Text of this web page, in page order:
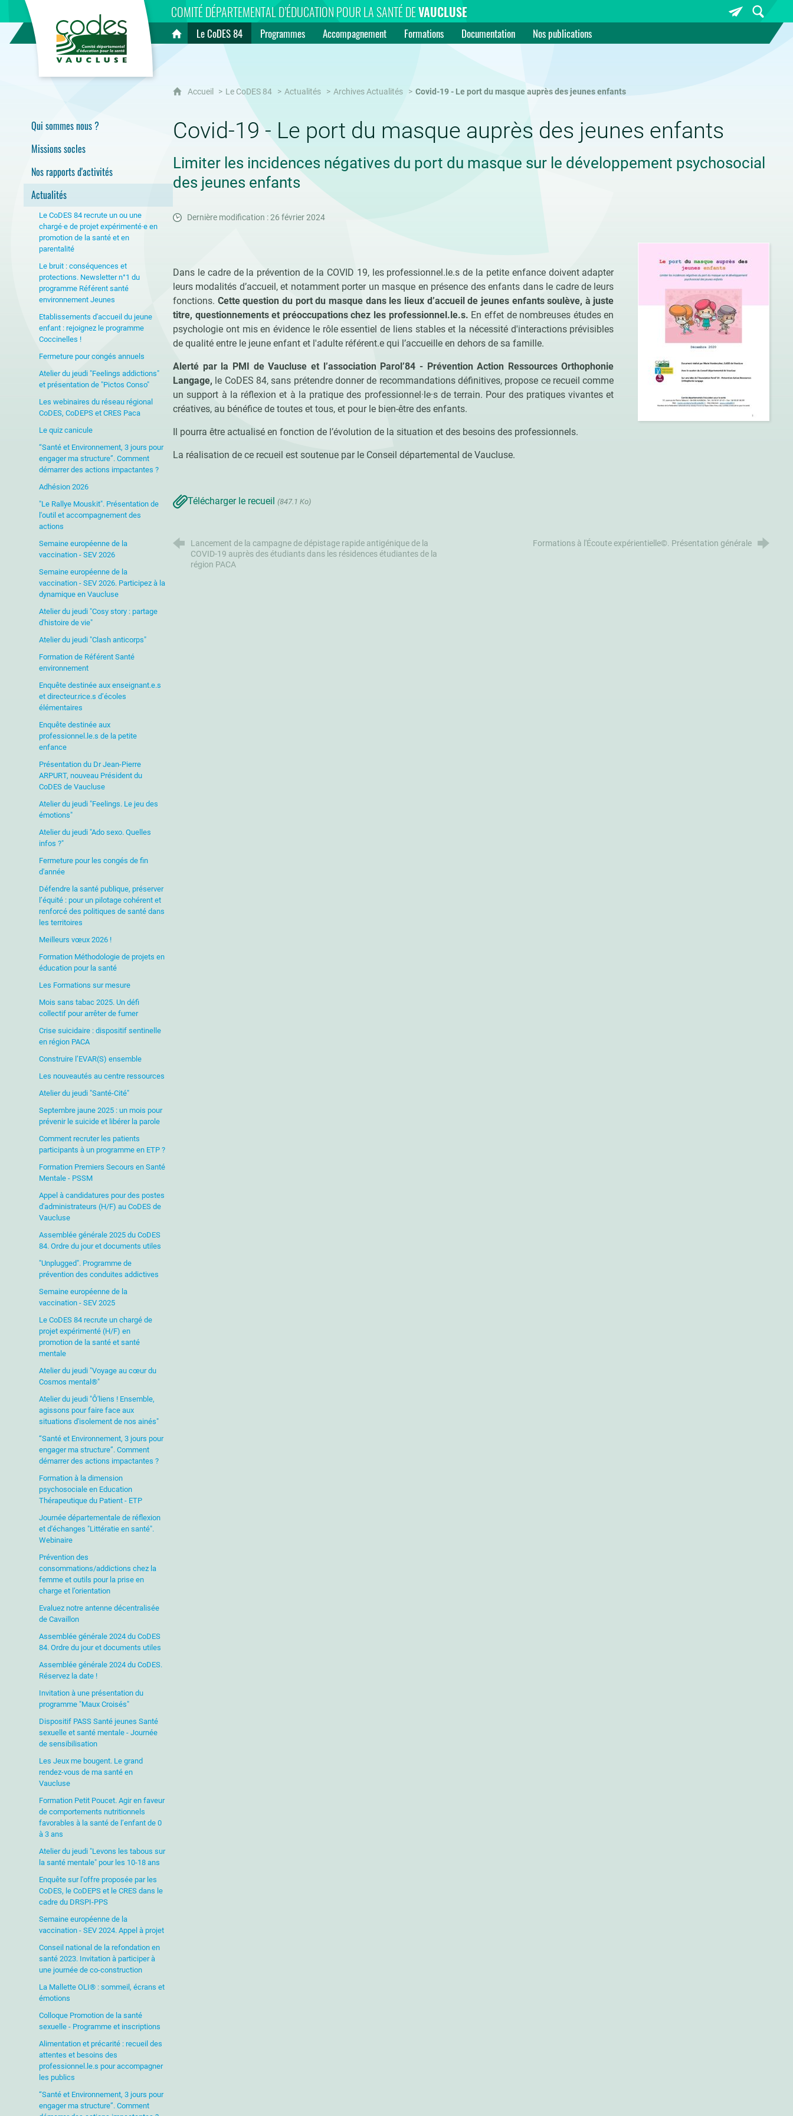
COMITÉ DÉPARTEMENTAL D’ÉDUCATION POUR LA SANTÉ DEVAUCLUSE
Accueil
Le CoDES 84 Programmes Accompagnement Formations Documentation Nos publications
Qui sommes nous ?
Missions socles
Nos rapports d'activités
Actualités
Le CoDES 84 recrute un ou une
chargé·e de projet expérimenté·e en
promotion de la santé et en
parentalité
Le bruit : conséquences et
protections. Newsletter n°1 du
programme Référent santé
environnement Jeunes
Etablissements d'accueil du jeune
enfant : rejoignez le programme
Coccinelles !
Fermeture pour congés annuels
Atelier du jeudi "Feelings addictions"
et présentation de "Pictos Conso"
Les webinaires du réseau régional
CoDES, CoDEPS et CRES Paca
Le quiz canicule
“Santé et Environnement, 3 jours pour
engager ma structure”. Comment
démarrer des actions impactantes ?
Adhésion 2026
"Le Rallye Mouskit". Présentation de
l'outil et accompagnement des
actions
Semaine européenne de la
vaccination - SEV 2026
Semaine européenne de la
vaccination - SEV 2026. Participez à la
dynamique en Vaucluse
Atelier du jeudi "Cosy story : partage
d'histoire de vie"
Atelier du jeudi "Clash anticorps"
Formation de Référent Santé
environnement
Enquête destinée aux enseignant.e.s
et directeur.rice.s d’écoles
élémentaires
Enquête destinée aux
professionnel.le.s de la petite
enfance
Présentation du Dr Jean-Pierre
ARPURT, nouveau Président du
CoDES de Vaucluse
Atelier du jeudi "Feelings. Le jeu des
émotions"
Atelier du jeudi "Ado sexo. Quelles
infos ?"
Fermeture pour les congés de fin
d'année
Défendre la santé publique, préserver
l’équité : pour un pilotage cohérent et
renforcé des politiques de santé dans
les territoires
Meilleurs vœux 2026 !
Formation Méthodologie de projets en
éducation pour la santé
Les Formations sur mesure
Mois sans tabac 2025. Un défi
collectif pour arrêter de fumer
Crise suicidaire : dispositif sentinelle
en région PACA
Construire l’EVAR(S) ensemble
Les nouveautés au centre ressources
Atelier du jeudi "Santé-Cité"
Septembre jaune 2025 : un mois pour
prévenir le suicide et libérer la parole
Comment recruter les patients
participants à un programme en ETP ?
Formation Premiers Secours en Santé
Mentale - PSSM
Appel à candidatures pour des postes
d'administrateurs (H/F) au CoDES de
Vaucluse
Assemblée générale 2025 du CoDES
84. Ordre du jour et documents utiles
"Unplugged". Programme de
prévention des conduites addictives
Semaine européenne de la
vaccination - SEV 2025
Le CoDES 84 recrute un chargé de
projet expérimenté (H/F) en
promotion de la santé et santé
mentale
Atelier du jeudi "Voyage au cœur du
Cosmos mental®"
Atelier du jeudi "Ô'liens ! Ensemble,
agissons pour faire face aux
situations d'isolement de nos ainés"
“Santé et Environnement, 3 jours pour
engager ma structure”. Comment
démarrer des actions impactantes ?
Formation à la dimension
psychosociale en Education
Thérapeutique du Patient - ETP
Journée départementale de réflexion
et d'échanges "Littératie en santé".
Webinaire
Prévention des
consommations/addictions chez la
femme et outils pour la prise en
charge et l’orientation
Evaluez notre antenne décentralisée
de Cavaillon
Assemblée générale 2024 du CoDES
84. Ordre du jour et documents utiles
Assemblée générale 2024 du CoDES.
Réservez la date !
Invitation à une présentation du
programme "Maux Croisés"
Dispositif PASS Santé jeunes Santé
sexuelle et santé mentale - Journée
de sensibilisation
Les Jeux me bougent. Le grand
rendez-vous de ma santé en
Vaucluse
Formation Petit Poucet. Agir en faveur
de comportements nutritionnels
favorables à la santé de l’enfant de 0
à 3 ans
Atelier du jeudi "Levons les tabous sur
la santé mentale" pour les 10-18 ans
Enquête sur l'offre proposée par les
CoDES, le CoDEPS et le CRES dans le
cadre du DRSPI-PPS
Semaine européenne de la
vaccination - SEV 2024. Appel à projet
Conseil national de la refondation en
santé 2023. Invitation à participer à
une journée de co-construction
La Mallette OLI® : sommeil, écrans et
émotions
Colloque Promotion de la santé
sexuelle - Programme et inscriptions
Alimentation et précarité : recueil des
attentes et besoins des
professionnel.le.s pour accompagner
les publics
“Santé et Environnement, 3 jours pour
engager ma structure”. Comment
Accueil Le CoDES 84 Actualités Archives Actualités Covid-19 - Le port du masque auprès des jeunes enfants
Covid-19 - Le port du masque auprès des jeunes enfants
Limiter les incidences négatives du port du masque sur le développement psychosocial
des jeunes enfants
Dernière modification : 26 février 2024
Dans le cadre de la prévention de la COVID 19, les professionnel.le.s de la petite enfance doivent adapter
leurs modalités d’accueil, et notamment porter un masque en présence des enfants dans le cadre de leurs
fonctions. Cette question du port du masque dans les lieux d’accueil de jeunes enfants soulève, à juste
titre, questionnements et préoccupations chez les professionnel.le.s. En effet de nombreuses études en
psychologie ont mis en évidence le rôle essentiel de liens stables et la nécessité d'interactions prévisibles
de qualité entre le jeune enfant et l'adulte référent.e qui l’accueille en dehors de sa famille.
Alerté par la PMI de Vaucluse et l’association Parol’84 - Prévention Action Ressources Orthophonie
Langage, le CoDES 84, sans prétendre donner de recommandations définitives, propose ce recueil comme
un support à la réflexion et à la pratique des professionnel·le·s de terrain. Pour des pratiques vivantes et
créatives, au bénéfice de toutes et tous, et pour le bien-être des enfants.
Il pourra être actualisé en fonction de l’évolution de la situation et des besoins des professionnels.
La réalisation de ce recueil est soutenue par le Conseil départemental de Vaucluse.
Télécharger le recueil (847.1 Ko)
Lancement de la campagne de dépistage rapide antigénique de la
COVID-19 auprès des étudiants dans les résidences étudiantes de la
région PACA
Formations à l'Écoute expérientielle©. Présentation générale